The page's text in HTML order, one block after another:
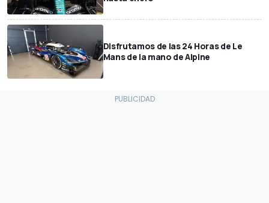
Disfrutamos de las 24 Horas de Le
Mans de la mano de Alpine